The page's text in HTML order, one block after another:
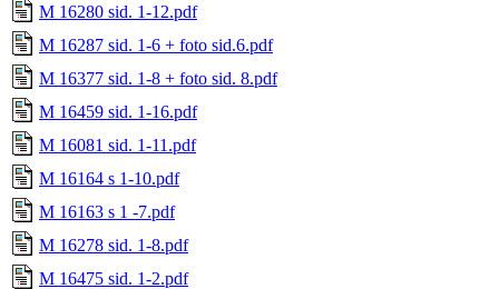
M 16280 sid. 1-12.pdf
M 16287 sid. 1-6 + foto sid.6.pdf
M 16377 sid. 1-8 + foto sid. 8.pdf
M 16459 sid. 1-16.pdf
M 16081 sid. 1-11.pdf
M 16164 s 1-10.pdf
M 16163 s 1 -7.pdf
M 16278 sid. 1-8.pdf
M 16475 sid. 1-2.pdf